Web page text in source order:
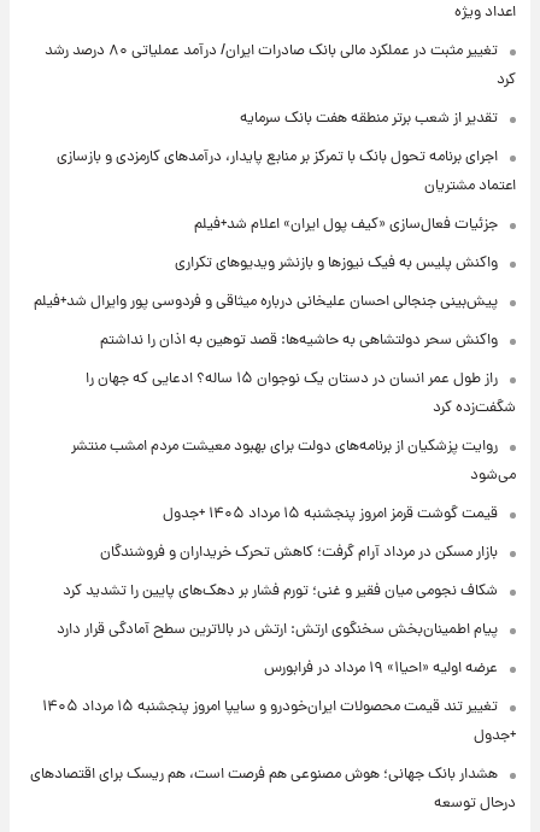
اعداد ویژه
تغییر مثبت در عملکرد مالی بانک صادرات ایران/ درآمد عملیاتی ۸۰ درصد رشد
کرد
تقدیر از شعب برتر منطقه هفت بانک سرمایه
اجرای برنامه تحول بانک با تمرکز بر منابع پایدار، درآمدهای کارمزدی و بازسازی
اعتماد مشتریان
جزئیات فعال‌سازی «کیف پول ایران» اعلام شد+فیلم
واکنش پلیس به فیک نیوزها و بازنشر ویدیوهای تکراری
پیش‌بینی جنجالی احسان علیخانی درباره میثاقی و فردوسی پور وایرال شد+فیلم
واکنش سحر دولتشاهی به حاشیه‌ها: قصد توهین به اذان را نداشتم
راز طول عمر انسان در دستان یک نوجوان ۱۵ ساله؟ ادعایی که جهان را
شگفت‌زده کرد
روایت پزشکیان از برنامه‌های دولت برای بهبود معیشت مردم امشب منتشر
می‌شود
قیمت گوشت قرمز امروز پنجشنبه ۱۵ مرداد ۱۴۰۵ +جدول
بازار مسکن در مرداد آرام گرفت؛ کاهش تحرک خریداران و فروشندگان
شکاف نجومی میان فقیر و غنی؛ تورم فشار بر دهک‌های پایین را تشدید کرد
پیام اطمینان‌بخش سخنگوی ارتش: ارتش در بالاترین سطح آمادگی قرار دارد
عرضه اولیه «احیا۱» ۱۹ مرداد در فرابورس
تغییر تند قیمت محصولات ایران‌خودرو و سایپا امروز پنجشنبه ۱۵ مرداد ۱۴۰۵
+جدول
هشدار بانک جهانی؛ هوش مصنوعی هم فرصت است، هم ریسک برای اقتصادهای
درحال توسعه